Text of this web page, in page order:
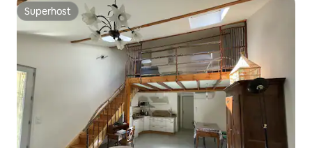
Superhost
Superhost